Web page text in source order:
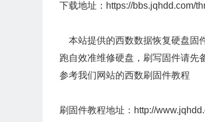
下载地址： https://bbs.jqhdd.com/
本站提供的西数数据恢复硬盘固
跑自效准维修硬盘，刷写固件请先
参考我们网站的西数刷固件教程
刷固件教程地址： http://